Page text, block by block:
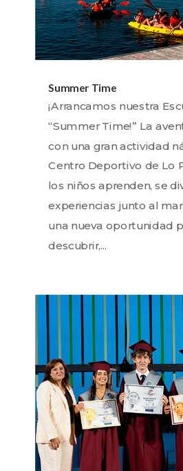
Summer Time
¡Arrancamos nuestra
“Summer Time!” La
con una gran actividad
Centro Deportivo de Lo
los niños aprenden, se
experiencias junto al
una nueva oportunidad
descubrir,...